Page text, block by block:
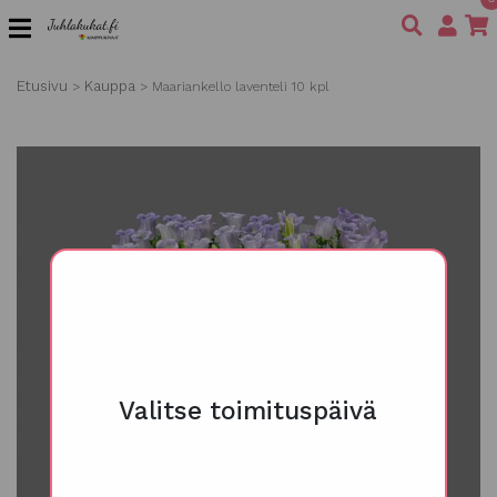
Valitse toimituspäivä
Etusivu > Kauppa > Maariankello laventeli 10 kpl